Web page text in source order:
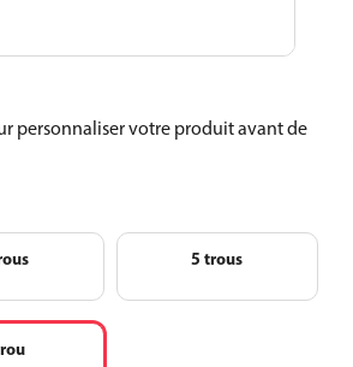
personnaliser votre produit avant de
5 trous